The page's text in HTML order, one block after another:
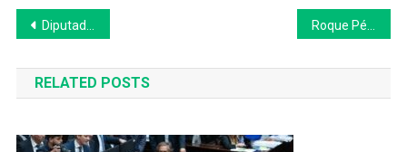
Navegación
de
entradas
Diputados abre el debate del proyecto de Alcohol Cero al volante
RELATED POSTS